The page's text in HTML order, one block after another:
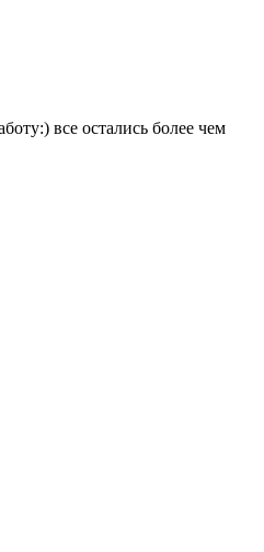
все остались более чем